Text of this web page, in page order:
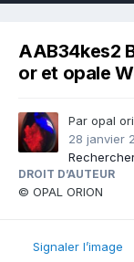
AAB34kes2
or et opale
Par opal
28 janvier
DROIT D’AUTEUR
© OPAL ORION
Signaler l’image